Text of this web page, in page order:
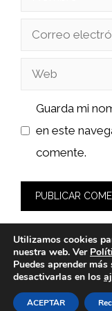
Correo
Web
Guarda mi
en este
comente.
© 2026
Utilizamos cookies
nuestra web. Ver
Puedes aprender
desactivarlas en los
ACEPTAR